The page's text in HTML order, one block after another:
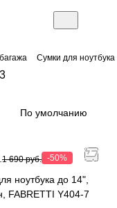
Сумки для ноутбука
3
По умолчанию
1 690 руб. -50%
ноутбука до 14",
FABRETTI Y404-7